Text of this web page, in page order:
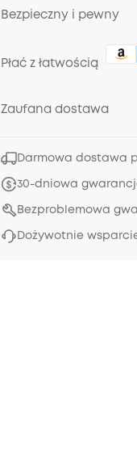
Bezpieczny i pewny
Płać z łatwością
Zaufana dostawa
Darmowa dostawa
30-dniowa
Bezproblemowa
Dożywotnie